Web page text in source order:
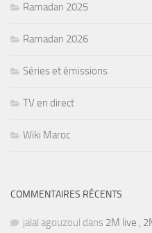
Ramadan 2025
Ramadan 2026
Séries et émissions
TV en direct
Wiki Maroc
COMMENTAIRES RÉCENTS
jalal agouzoul dans 2M live ,